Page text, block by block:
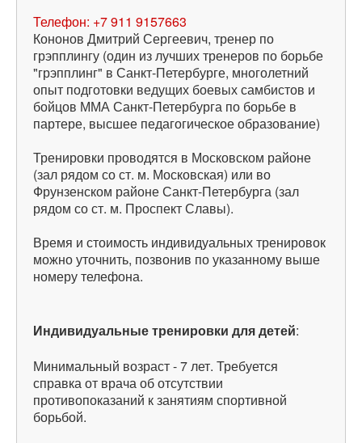
Телефон: +7 911 9157663
Кононов Дмитрий Сергеевич, тренер по
грэпплингу (один из лучших тренеров по борьбе
"грэпплинг" в Санкт-Петербурге, многолетний
опыт подготовки ведущих боевых самбистов и
бойцов ММА Санкт-Петербурга по борьбе в
партере, высшее педагогическое образование)
Тренировки проводятся в Московском районе
(зал рядом со ст. м. Московская) или во
Фрунзенском районе Санкт-Петербурга (зал
рядом со ст. м. Проспект Славы).
Время и стоимость индивидуальных тренировок
можно уточнить, позвонив по указанному выше
номеру телефона.
Индивидуальные тренировки для детей:
Минимальный возраст - 7 лет. Требуется
справка от врача об отсутствии
противопоказаний к занятиям спортивной
борьбой.